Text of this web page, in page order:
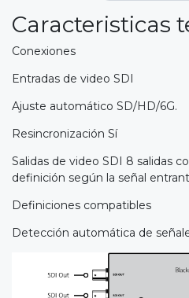
Caracteristicas
Conexiones
Entradas de video SDI
Ajuste automático SD/HD/6G.
Resincronización Sí
Salidas de video SDI 8 salidas
definición según la señal
Definiciones compatibles
Detección automática de